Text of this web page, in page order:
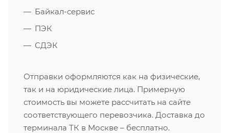
Байкал-сервис
ПЭК
СДЭК
Отправки оформляются как на физические,
так и на юридические лица. Примерную
стоимость вы можете рассчитать на сайте
соответствующего перевозчика. Доставка до
терминала ТК в Москве – бесплатно.